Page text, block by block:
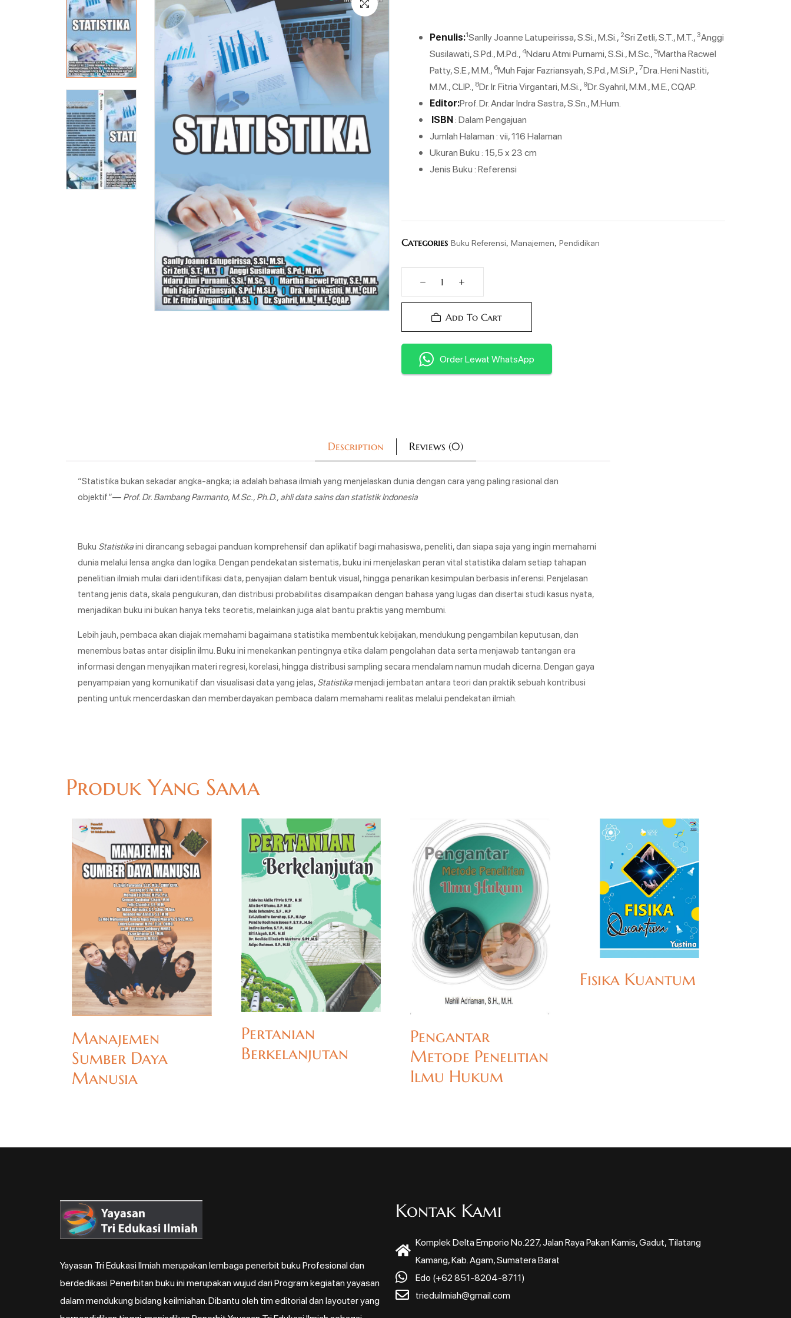
Penulis:1Sanlly Joanne Latupeirissa, S.Si., M.Si., 2Sri Zetli, S.T., M.T.,3Anggi
Susilawati, S.Pd., M.Pd., 4Ndaru Atmi Purnami, S.Si., M.Sc., 5Martha Racwel
Patty, S.E., M.M., 6Muh Fajar Fazriansyah, S.Pd., M.Si.P.,7Dra. Heni Nastiti,
M.M., CLIP., 8Dr. Ir. Fitria Virgantari, M.Si., 9Dr. Syahril, M.M., M.E., CQAP.
Editor:Prof. Dr. Andar Indra Sastra, S.Sn., M.Hum.
ISBN: Dalam Pengajuan
Jumlah Halaman : vii, 116 Halaman
Ukuran Buku : 15,5 x 23 cm
Jenis Buku : Referensi
Categories Buku Referensi, Manajemen, Pendidikan
Add To Cart
Order Lewat WhatsApp
Description Reviews (0)
“Statistika bukan sekadar angka-angka; ia adalah bahasa ilmiah yang menjelaskan dunia dengan cara yang paling rasional dan
objektif.”— Prof. Dr. Bambang Parmanto, M.Sc., Ph.D., ahli data sains dan statistik Indonesia
Buku Statistikaini dirancang sebagai panduan komprehensif dan aplikatif bagi mahasiswa, peneliti, dan siapa saja yang ingin memahami
dunia melalui lensa angka dan logika. Dengan pendekatan sistematis, buku ini menjelaskan peran vital statistika dalam setiap tahapan
penelitian ilmiah mulai dari identifikasi data, penyajian dalam bentuk visual, hingga penarikan kesimpulan berbasis inferensi. Penjelasan
tentang jenis data, skala pengukuran, dan distribusi probabilitas disampaikan dengan bahasa yang lugas dan disertai studi kasus nyata,
menjadikan buku ini bukan hanya teks teoretis, melainkan juga alat bantu praktis yang membumi.
Lebih jauh, pembaca akan diajak memahami bagaimana statistika membentuk kebijakan, mendukung pengambilan keputusan, dan
menembus batas antar disiplin ilmu. Buku ini menekankan pentingnya etika dalam pengolahan data serta menjawab tantangan era
informasi dengan menyajikan materi regresi, korelasi, hingga distribusi sampling secara mendalam namun mudah dicerna. Dengan gaya
penyampaian yang komunikatif dan visualisasi data yang jelas, Statistikamenjadi jembatan antara teori dan praktik sebuah kontribusi
penting untuk mencerdaskan dan memberdayakan pembaca dalam memahami realitas melalui pendekatan ilmiah.
Produk Yang Sama
Manajemen
Sumber Daya
Manusia
Pertanian
Berkelanjutan
Pengantar
Metode Penelitian
Ilmu Hukum
Fisika Kuantum
Yayasan Tri Edukasi Ilmiah merupakan lembaga penerbit buku Profesional dan
berdedikasi. Penerbitan buku ini merupakan wujud dari Program kegiatan yayasan
dalam mendukung bidang keilmiahan. Dibantu oleh tim editorial dan layouter yang
Kontak Kami
Komplek Delta Emporio No.227, Jalan Raya Pakan Kamis, Gadut, Tilatang
Kamang, Kab. Agam, Sumatera Barat
Edo (+62 851-8204-8711)
trieduilmiah@gmail.com